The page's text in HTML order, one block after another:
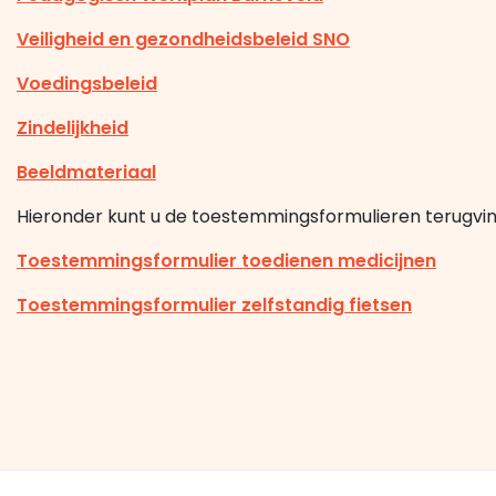
Veiligheid en gezondheidsbeleid SNO
Voedingsbeleid
Zindelijkheid
Beeldmateriaal
Hieronder kunt u de toestemmingsformulieren
Toestemmingsformulier toedienen medicijnen
Toestemmingsformulier zelfstandig fietsen